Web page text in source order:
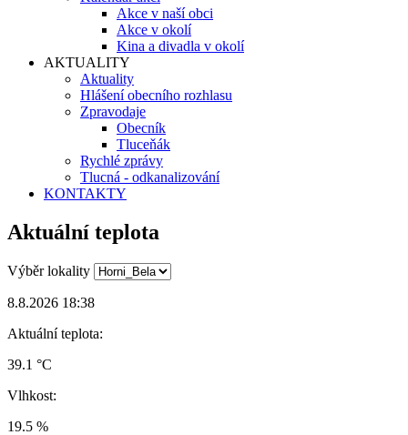
Akce v naší obci
Akce v okolí
Kina a divadla v okolí
AKTUALITY
Aktuality
Hlášení obecního rozhlasu
Zpravodaje
Obecník
Tluceňák
Rychlé zprávy
Tlucná - odkanalizování
KONTAKTY
Aktuální teplota
Výběr lokality
8.8.2026 18:38
Aktuální teplota:
39.1 °C
Vlhkost:
19.5 %